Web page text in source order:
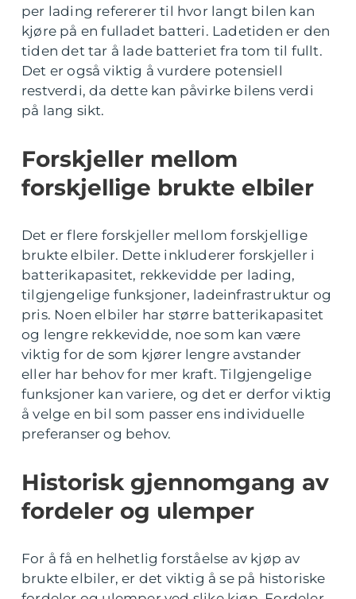
per lading refererer til hvor langt bilen kan
kjøre på en fulladet batteri. Ladetiden er den
tiden det tar å lade batteriet fra tom til fullt.
Det er også viktig å vurdere potensiell
restverdi, da dette kan påvirke bilens verdi
på lang sikt.
Forskjeller mellom
forskjellige brukte elbiler
Det er flere forskjeller mellom forskjellige
brukte elbiler. Dette inkluderer forskjeller i
batterikapasitet, rekkevidde per lading,
tilgjengelige funksjoner, ladeinfrastruktur og
pris. Noen elbiler har større batterikapasitet
og lengre rekkevidde, noe som kan være
viktig for de som kjører lengre avstander
eller har behov for mer kraft. Tilgjengelige
funksjoner kan variere, og det er derfor viktig
å velge en bil som passer ens individuelle
preferanser og behov.
Historisk gjennomgang av
fordeler og ulemper
For å få en helhetlig forståelse av kjøp av
brukte elbiler, er det viktig å se på historiske